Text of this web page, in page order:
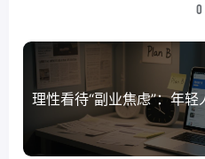
0
理性看待“副业焦虑”：年轻